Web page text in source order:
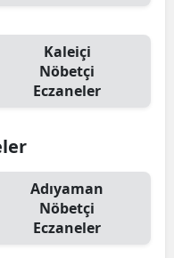
Kaleiçi
Nöbetçi
Eczaneler
Adıyaman
Nöbetçi
Eczaneler